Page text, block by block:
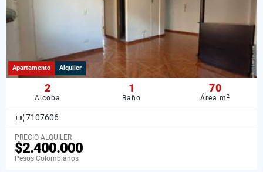
Apartamento Alquiler
2
Alcoba
1
Baño
70
Área m2
7107606
PRECIO ALQUILER
$2.400.000
Pesos Colombianos